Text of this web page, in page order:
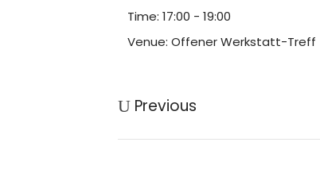
Time: 17:00 - 19:00
Venue: Offener Werkstatt-Treff
Previous